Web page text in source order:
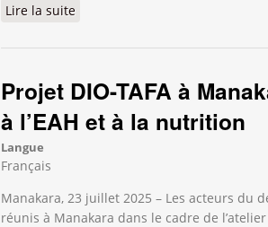
Lire la suite
Projet DIO-TAFA à
à l’EAH et à la nutrition
Langue
Français
Manakara, 23 juillet 2025 – Les acteurs du
réunis à Manakara dans le cadre de